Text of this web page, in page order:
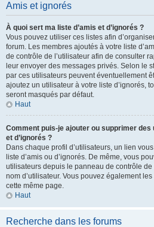
Amis et ignorés
À quoi sert ma liste d’amis et d’ignorés ?
Vous pouvez utiliser ces listes afin
forum. Les membres ajoutés à votre liste
de contrôle de l’utilisateur afin de consulter
leur envoyer des messages privés. Selon le
par ces utilisateurs peuvent éventuellement
ajoutez un utilisateur à votre liste d’ignorés,
seront masqués par défaut.
Haut
Comment puis-je ajouter ou supprimer des
et d’ignorés ?
Dans chaque profil d’utilisateurs, un lien
liste d’amis ou d’ignorés. De même, vous
utilisateurs depuis le panneau de contrôle
nom d’utilisateur. Vous pouvez également
cette même page.
Haut
Recherche dans les forums